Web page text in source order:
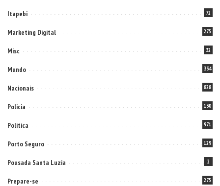
Itapebi 72
Marketing Digital 275
Misc 32
Mundo 334
Nacionais 828
Policia 130
Politica 971
Porto Seguro 129
Pousada Santa Luzia 2
Prepare-se 275